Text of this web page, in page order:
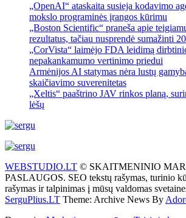
„OpenAI“ ataskaita susieja kodavimo
mokslo programinės įrangos kūrimu
„Boston Scientific“ praneša apie
rezultatus, tačiau nusprendė sumažinti
„CorVista“ laimėjo FDA leidimą
nepakankamumo vertinimo priedui
Armėnijos AI statymas nėra lustų
skaičiavimo suverenitetas
„Xeltis“ paaštrino JAV rinkos planą,
lėšų
WEBSTUDIO.LT © SKAITMENINIO
PASLAUGOS. SEO tekstų rašymas, turinio
rašymas ir talpinimas į mūsų valdomas
SerguPlius.LT Theme: Archive News By